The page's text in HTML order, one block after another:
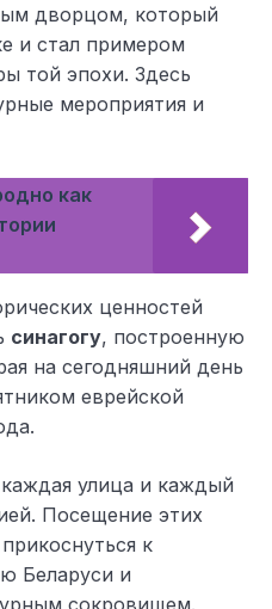
дворцом, который
и стал примером
той эпохи. Здесь
мероприятия и
как
ценностей
синагогу, построенную
на сегодняшний день
еврейской
улица и каждый
Посещение этих
к
Беларуси и
сокровищем.